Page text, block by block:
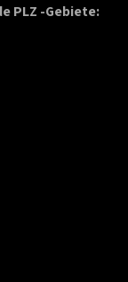
PLZ -Gebiete: